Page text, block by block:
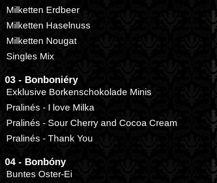
Milketten Erdbeer
Milketten Haselnuss
Milketten Nougat
Singles Mix
03 - Bonboniéry
Exklusive Borkenschokolade Minis
Pralinés - I love Milka
Pralinés - Sour Cherry and Cocoa Cream
Pralinés - Thank You
04 - Bonbóny
Buntes Oster-Ei